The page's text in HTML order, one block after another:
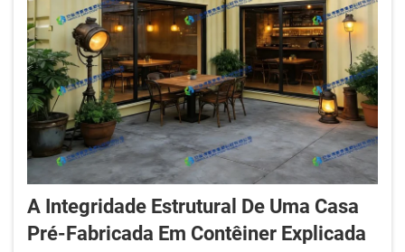
A Integridade Estrutural De Uma Casa
Pré-Fabricada Em Contêiner Explicada